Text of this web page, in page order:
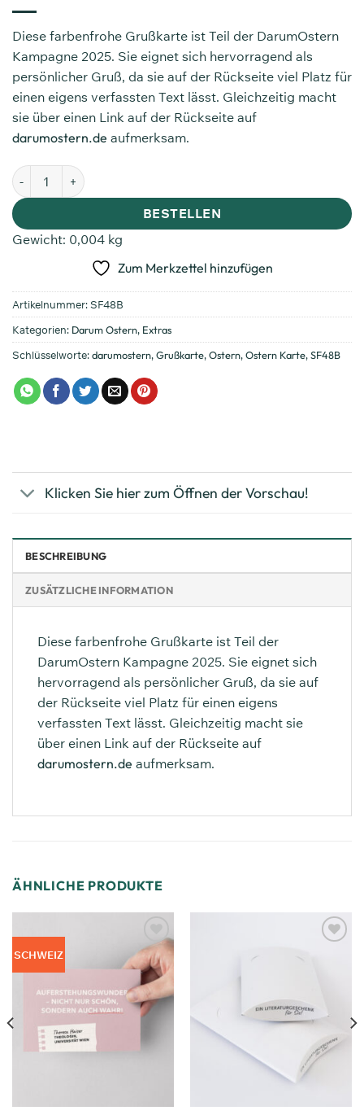
Diese farbenfrohe Grußkarte ist Teil der DarumOstern
Kampagne 2025. Sie eignet sich hervorragend als
persönlicher Gruß, da sie auf der Rückseite viel Platz für
einen eigens verfassten Text lässt. Gleichzeitig macht
sie über einen Link auf der Rückseite auf
darumostern.de aufmerksam.
BESTELLEN
Gewicht: 0,004 kg
Zum Merkzettel hinzufügen
Artikelnummer:SF48B
Kategorien: Darum Ostern, Extras
Schlüsselworte:darumostern,Grußkarte,Ostern,Ostern Karte,SF48B
Klicken Sie hier zum Öffnen der Vorschau!
BESCHREIBUNG
ZUSÄTZLICHE INFORMATION
Diese farbenfrohe Grußkarte ist Teil der
DarumOstern Kampagne 2025. Sie eignet sich
hervorragend als persönlicher Gruß, da sie auf
der Rückseite viel Platz für einen eigens
verfassten Text lässt. Gleichzeitig macht sie
über einen Link auf der Rückseite auf
darumostern.de aufmerksam.
ÄHNLICHE PRODUKTE
SCHWEIZ
Zum
Merkzettel
hinzufügen